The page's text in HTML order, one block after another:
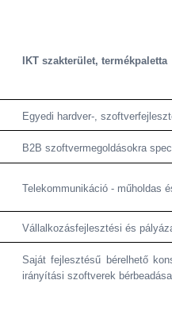
IKT szakterület, termékpaletta
Egyedi hardver-,
B2B szoftvermegoldásokra
Telekommunikáció - műholdas
Vállalkozásfejlesztési és
Saját fejlesztésű bérelhető
irányítási szoftverek